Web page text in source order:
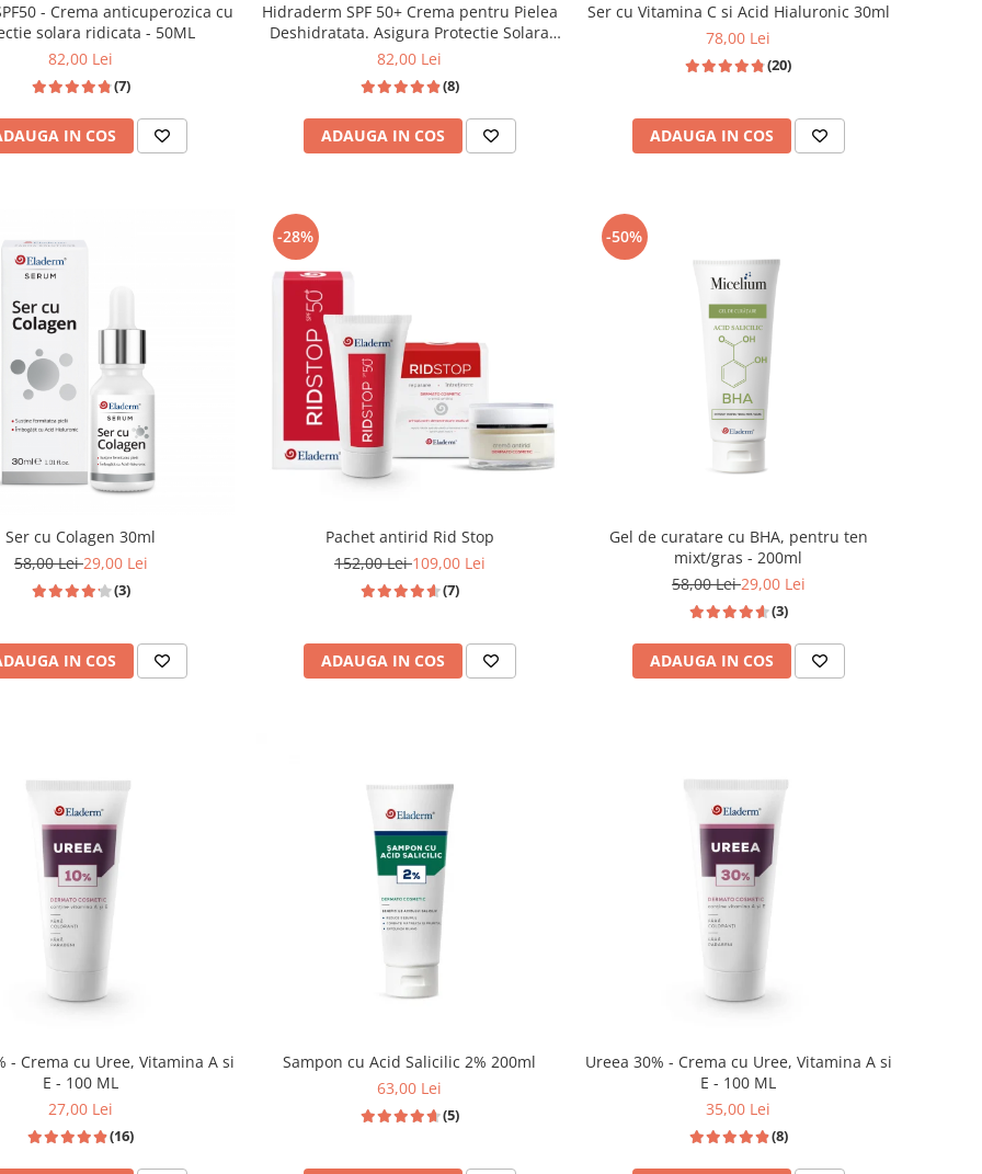
- Crema anticuperozica cu
protectie solara ridicata - 50ML
82,00 Lei
(7)
IN COS
Hidraderm SPF 50+ Crema pentru Pielea
Deshidratata. Asigura Protectie Solara
Ridicata - 50 ML
82,00 Lei
(8)
ADAUGA IN COS
Ser cu Vitamina C si Acid Hialuronic 30ml
78,00 Lei
(20)
ADAUGA IN COS
Ser cu Colagen 30ml
58,00 Lei29,00 Lei
(3)
IN COS
-28%
Pachet antirid Rid Stop
152,00 Lei109,00 Lei
(7)
ADAUGA IN COS
-50%
Gel de curatare cu BHA, pentru ten
mixt/gras - 200ml
58,00 Lei29,00 Lei
(3)
ADAUGA IN COS
- Crema cu Uree, Vitamina A si
E - 100 ML
27,00 Lei
(16)
Sampon cu Acid Salicilic 2% 200ml
63,00 Lei
(5)
Ureea 30% - Crema cu Uree, Vitamina A si
E - 100 ML
35,00 Lei
(8)